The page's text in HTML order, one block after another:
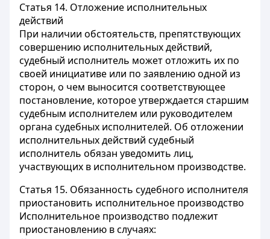
Статья 14. Отложение исполнительных
действий
При наличии обстоятельств, препятствующих
совершению исполнительных действий,
судебный исполнитель может отложить их по
своей инициативе или по заявлению одной из
сторон, о чем выносится соответствующее
постановление, которое утверждается старшим
судебным исполнителем или руководителем
органа судебных исполнителей. Об отложении
исполнительных действий судебный
исполнитель обязан уведомить лиц,
участвующих в исполнительном производстве.
Статья 15. Обязанность судебного исполнителя
приостановить исполнительное производство
Исполнительное производство подлежит
приостановлению в случаях: